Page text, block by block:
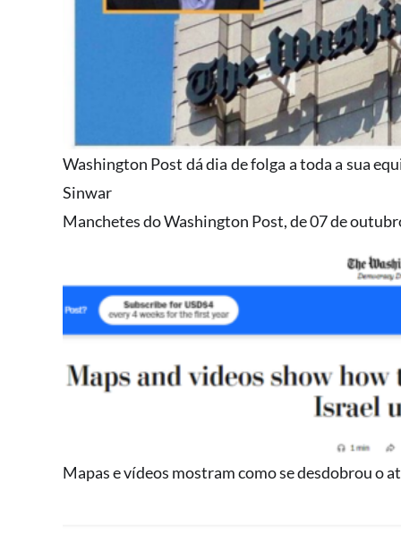
Washington Post dá dia de folga a toda a sua
Sinwar
Manchetes do Washington Post, de 07 de
Mapas e vídeos mostram como se desdobrou o